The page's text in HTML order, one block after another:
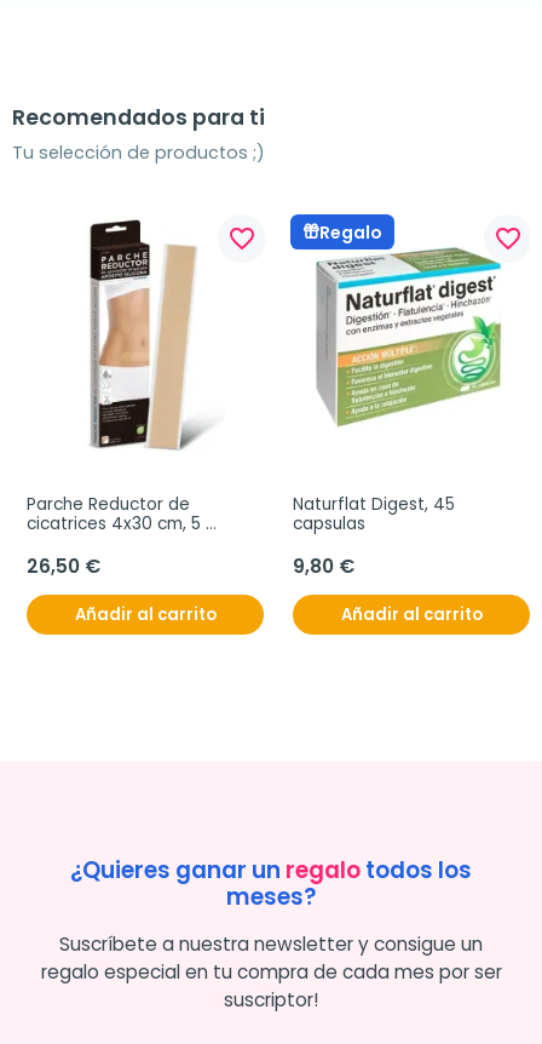
Recomendados para ti
Tu selección de productos ;)
favorite_border
Parche Reductor de
cicatrices 4x30 cm, 5
26,50 €
Añadir al carrito
Regalo favorite_border
Naturflat Digest, 45
capsulas
9,80 €
Añadir al carrito
¿Quieres ganar un regalotodos los
meses?
Suscríbete a nuestra newsletter y consigue un
regalo especial en tu compra de cada mes por ser
suscriptor!